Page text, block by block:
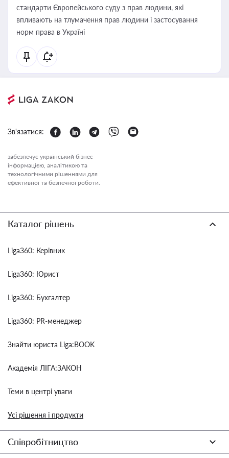
стандарти Європейського суду з прав людини, які
впливають на тлумачення прав людини і застосування
норм права в Україні
Зв'язатися:
забезпечує український бізнес
інформацією, аналітикою та
технологічними рішеннями для
ефективної та безпечної роботи.
Каталог рішень
Liga360: Керівник
Liga360: Юрист
Liga360: Бухгалтер
Liga360: PR-менеджер
Знайти юриста Liga:BOOK
Академія ЛІГА:ЗАКОН
Теми в центрі уваги
Усі рішення і продукти
Співробітництво